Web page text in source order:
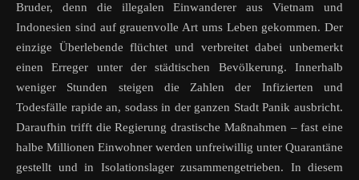
Bruder, denn die illegalen Einwanderer aus Vietnam und
Indonesien sind auf grauenvolle Art ums Leben gekommen. Der
einzige Überlebende flüchtet und verbreitet dabei unbemerkt
einen Erreger unter der städtischen Bevölkerung. Innerhalb
weniger Stunden steigen die Zahlen der Infizierten und
Todesfälle rapide an, sodass in der ganzen Stadt Panik ausbricht.
Daraufhin trifft die Regierung drastische Maßnahmen – fast eine
halbe Millionen Einwohner werden unfreiwillig unter Quarantäne
gestellt und in Isolationslager zusammengetrieben. In diesem